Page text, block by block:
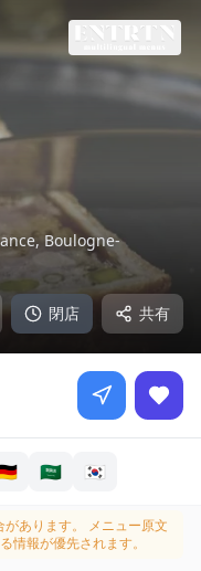
閉店 共有
,Boulogne-
🇸🇦 🇰🇷
あります。
メニュー原文
情報が優先されます。